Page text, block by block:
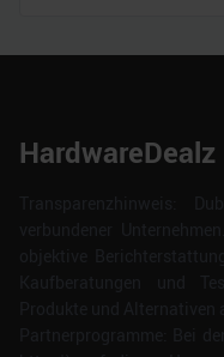
HardwareDealz